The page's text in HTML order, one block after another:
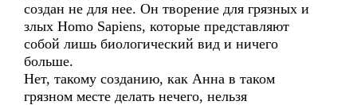
создан не для нее. Он творение для грязных и
злых Homo Sapiens, которые представляют
собой лишь биологический вид и ничего
больше.
Нет, такому созданию, как Анна в таком
грязном месте делать нечего, нельзя